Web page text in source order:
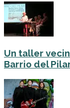
Un taller
Barrio del